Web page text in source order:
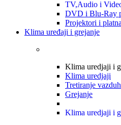
TV,Audio i
DVD i Blu-Ray
Projektori i platna
Klima uređaji i grejanje
Klima uredjaji i
Klima uredjaji
Tretiranje
Grejanje
Klima uredjaji i